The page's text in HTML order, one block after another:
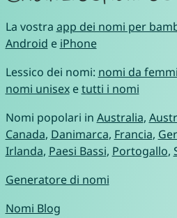
La vostra app dei nomi per
Android e iPhone
Lessico dei nomi: nomi da
nomi unisexetutti i nomi
Nomi popolari in Australia,
Canada, Danimarca, Francia,
Irlanda, Paesi Bassi, Portogallo,
Generatore di nomi
Nomi Blog